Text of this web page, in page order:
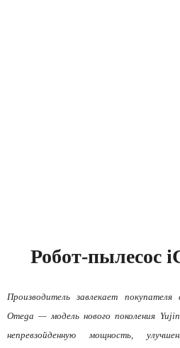
Робот-пылесос
Производитель завлекает
Omega — модель нового поколения
непревзойденную мощность,